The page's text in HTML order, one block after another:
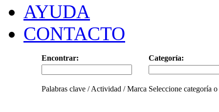
AYUDA
CONTACTO
Encontrar: Categoría:
Palabras clave / Actividad / Marca Seleccione categoría